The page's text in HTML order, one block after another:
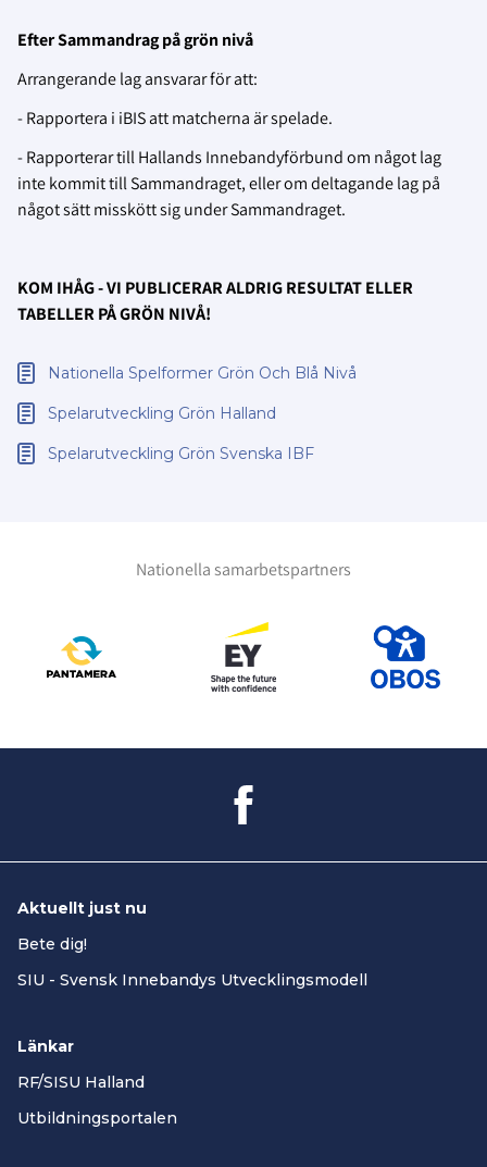
Efter Sammandrag på grön nivå
Arrangerande lag ansvarar för att:
- Rapportera i iBIS att matcherna är spelade.
- Rapporterar till Hallands Innebandyförbund om något lag
inte kommit till Sammandraget, eller om deltagande lag på
något sätt misskött sig under Sammandraget.
KOM IHÅG - VI PUBLICERAR ALDRIG RESULTAT ELLER
TABELLER PÅ GRÖN NIVÅ!
Nationella Spelformer Grön Och Blå Nivå
Spelarutveckling Grön Halland
Spelarutveckling Grön Svenska IBF
Nationella samarbetspartners
Aktuellt just nu
Bete dig!
SIU - Svensk Innebandys Utvecklingsmodell
Länkar
RF/SISU Halland
Utbildningsportalen